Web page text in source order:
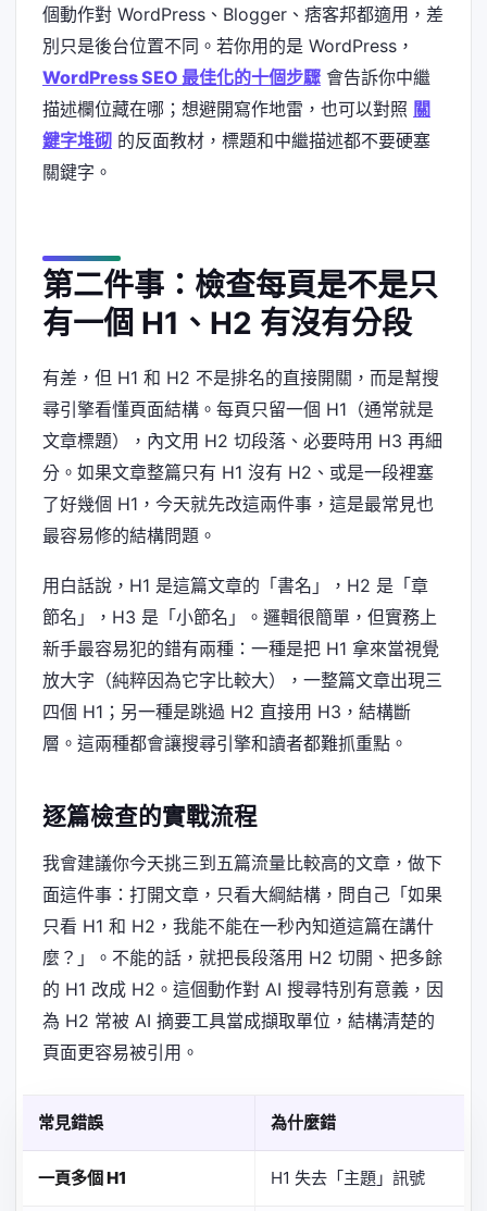
個動作對 WordPress、Blogger、痞客邦都適用，差
別只是後台位置不同。若你用的是 WordPress，
WordPress SEO 最佳化的十個步驟 會告訴你中繼
描述欄位藏在哪；想避開寫作地雷，也可以對照 關
鍵字堆砌 的反面教材，標題和中繼描述都不要硬塞
關鍵字。
第二件事：檢查每頁是不是只
有一個 H1、H2 有沒有分段
有差，但 H1 和 H2 不是排名的直接開關，而是幫搜
尋引擎看懂頁面結構。每頁只留一個 H1（通常就是
文章標題），內文用 H2 切段落、必要時用 H3 再細
分。如果文章整篇只有 H1 沒有 H2、或是一段裡塞
了好幾個 H1，今天就先改這兩件事，這是最常見也
最容易修的結構問題。
用白話說，H1 是這篇文章的「書名」，H2 是「章
節名」，H3 是「小節名」。邏輯很簡單，但實務上
新手最容易犯的錯有兩種：一種是把 H1 拿來當視覺
放大字（純粹因為它字比較大），一整篇文章出現三
四個 H1；另一種是跳過 H2 直接用 H3，結構斷
層。這兩種都會讓搜尋引擎和讀者都難抓重點。
逐篇檢查的實戰流程
我會建議你今天挑三到五篇流量比較高的文章，做下
面這件事：打開文章，只看大綱結構，問自己「如果
只看 H1 和 H2，我能不能在一秒內知道這篇在講什
麼？」。不能的話，就把長段落用 H2 切開、把多餘
的 H1 改成 H2。這個動作對 AI 搜尋特別有意義，因
為 H2 常被 AI 摘要工具當成擷取單位，結構清楚的
頁面更容易被引用。
常見錯誤 為什麼錯
一頁多個 H1 H1 失去「主題」訊號